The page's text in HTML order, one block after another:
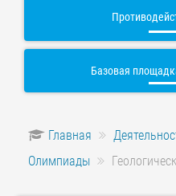
Базовая
Главная
Олимпиады